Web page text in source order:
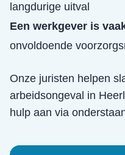
langdurige uitval
Een werkgever is
onvoldoende
Onze juristen helpen
arbeidsongeval in
hulp aan via